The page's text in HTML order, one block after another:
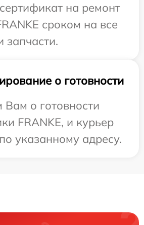
на ремонт
сроком на все
запчасти.
о готовности
о готовности
FRANKE, и курьер
указанному адресу.